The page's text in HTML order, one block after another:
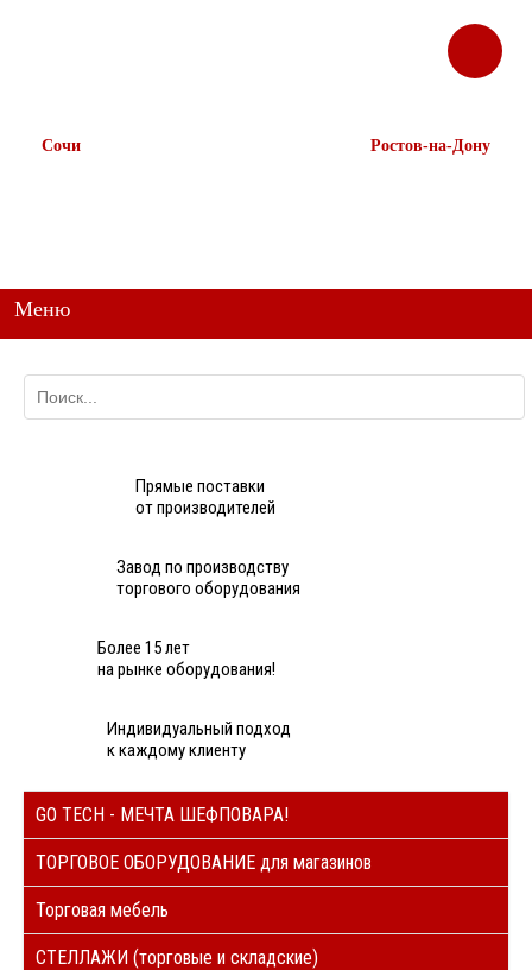
Сочи
ЗАКАЗАТЬ
ЗВОНОК
Ростов-на-Дону
Меню
Прямые поставки
от производителей
Завод по производству
торгового оборудования
Более 15 лет
на рынке оборудования!
Индивидуальный подход
к каждому клиенту
GO TECH - МЕЧТА ШЕФПОВАРА!
ТОРГОВОЕ ОБОРУДОВАНИЕ для магазинов
Торговая мебель
СТЕЛЛАЖИ (торговые и складские)